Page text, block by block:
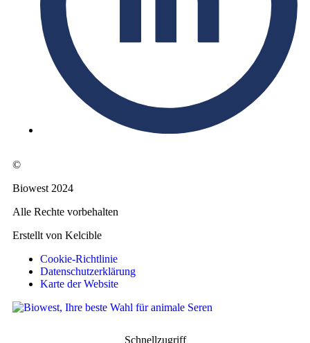
©
Biowest 2024
Alle Rechte vorbehalten
Erstellt von Kelcible
Cookie-Richtlinie
Datenschutzerklärung
Karte der Website
Schnellzugriff